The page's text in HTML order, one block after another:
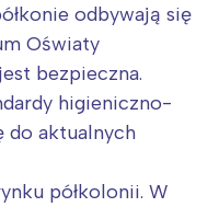
odbywają się
Oświaty
bezpieczna.
higieniczno-
do aktualnych
półkolonii. W